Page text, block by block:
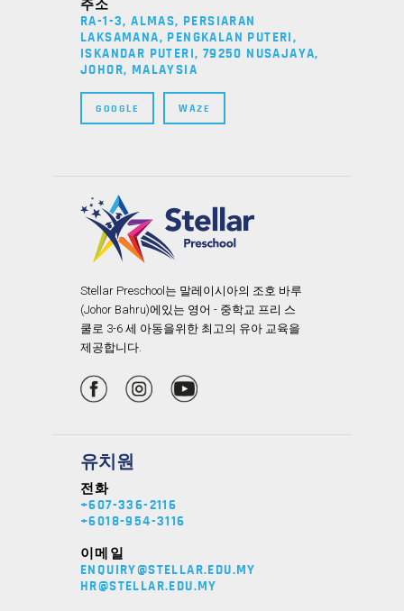
주소
RA-1-3, ALMAS, PERSIARAN
LAKSAMANA, PENGKALAN PUTERI,
ISKANDAR PUTERI, 79250 NUSAJAYA,
JOHOR, MALAYSIA
GOOGLE WAZE
Stellar Preschool는 말레이시아의 조호 바루
(Johor Bahru)에있는 영어 - 중학교 프리 스
쿨로 3-6 세 아동을위한 최고의 유아 교육을
제공합니다.
유치원
전화
+607-336-2116
+6018-954-3116
이메일
ENQUIRY@STELLAR.EDU.MY
HR@STELLAR.EDU.MY